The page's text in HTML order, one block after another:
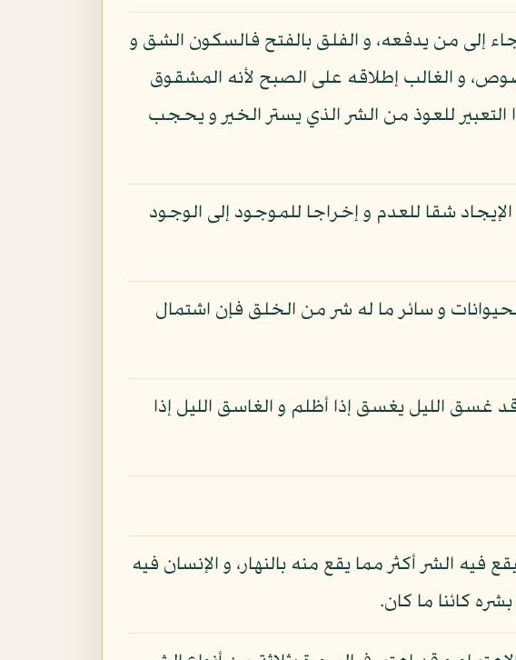
إلى من يدفعه، و الفلق بالفتح فالسكون الشق و
و الغالب إطلاقه على الصبح لأنه المشقوق
للعوذ من الشر الذي يستر الخير و يحجب
شقا للعدم و إخراجا للموجود إلى الوجود
و سائر ما له شر من الخلق فإن اشتمال
الليل يغسق إذا أظلم و الغاسق الليل إذا
فيه الشر أكثر مما يقع منه بالنهار، و الإنسان فيه
كائنا ما كان.